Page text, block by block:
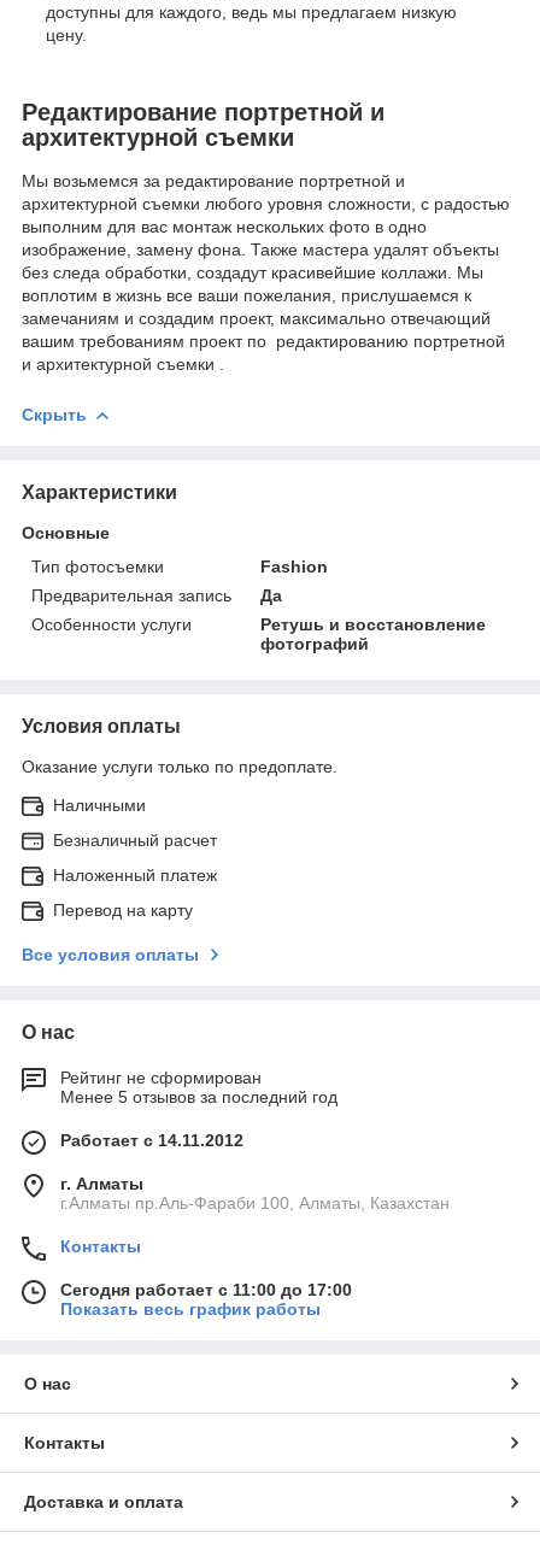
доступны для каждого, ведь мы предлагаем низкую
цену.
Редактирование портретной и
архитектурной съемки
Мы возьмемся за редактирование портретной и
архитектурной съемки любого уровня сложности, с радостью
выполним для вас монтаж нескольких фото в одно
изображение, замену фона. Также мастера удалят объекты
без следа обработки, создадут красивейшие коллажи. Мы
воплотим в жизнь все ваши пожелания, прислушаемся к
замечаниям и создадим проект, максимально отвечающий
вашим требованиям проект по редактированию портретной
и архитектурной съемки .
Скрыть
Характеристики
Основные
Тип фотосъемки
Fashion
Предварительная запись
Да
Особенности услуги
Ретушь и восстановление
фотографий
Условия оплаты
Оказание услуги только по предоплате.
Наличными
Безналичный расчет
Наложенный платеж
Перевод на карту
Все условия оплаты
О нас
Рейтинг не сформирован
Менее 5 отзывов за последний год
Работает с 14.11.2012
г. Алматы
г.Алматы пр.Аль-Фараби 100, Алматы, Казахстан
Контакты
Сегодня работает с 11:00 до 17:00
Показать весь график работы
О нас
Контакты
Доставка и оплата